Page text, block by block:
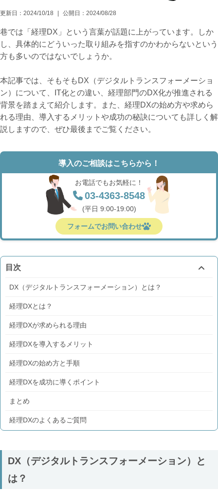
更新日： 2024/10/18 公開日： 2024/08/28
巷では「経理DX」という言葉が話題に上がっています。しか
し、具体的にどういった取り組みを指すのかわからないという
方も多いのではないでしょうか。
本記事では、そもそもDX（デジタルトランスフォーメーショ
ン）について、IT化との違い、経理部門のDX化が推進される
背景を踏まえて紹介します。また、経理DXの始め方や求めら
れる理由、導入するメリットや成功の秘訣についても詳しく解
説しますので、ぜひ最後までご覧ください。
導入のご相談はこちらから！
お電話でもお気軽に！
03-4363-8548
(平日 9:00-19:00)
フォームでお問い合わせ
目次
DX（デジタルトランスフォーメーション）とは？
経理DXとは？
経理DXが求められる理由
経理DXを導入するメリット
経理DXの始め方と手順
経理DXを成功に導くポイント
まとめ
経理DXのよくあるご質問
DX（デジタルトランスフォーメーション）と
は？